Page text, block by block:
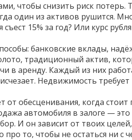
чтобы снизить риск потерь.
один из активов рушится.
15% за год? Или курс
банковские вклады,
, традиционный актив,
в аренду. Каждый из них
Недвижимость
обесценивания, когда стоит
автомобиля в залоге — это
И он зависит от твоих
то, чтобы не остаться ни с